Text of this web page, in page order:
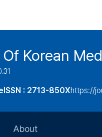
Korean
: 2713-850Xhttps://
About